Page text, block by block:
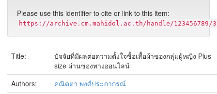
Please use this identifier to cite or link to this item:
https://archive.cm.mahidol.ac.th/handle/123456789/
Title:
ปัจจัยที่มีผลต่อความตั้งใจซื้อเสื้อผ้าของกลุ่มผู้หญิง Plus
size ผ่านช่องทางออนไลน์
Authors:
คณิตตา พงศ์ประภากรณ์